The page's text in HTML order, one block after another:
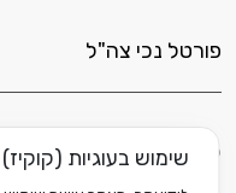
שימוש בעוגיות (קוקיז)
פורטל נכי צה"ל
לשירותך כאן